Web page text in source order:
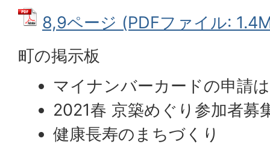
8,9ページ (PDFファイル:
町の掲示板
マイナンバーカードの申請
2021春 京築めぐり参加者募
健康長寿のまちづくり